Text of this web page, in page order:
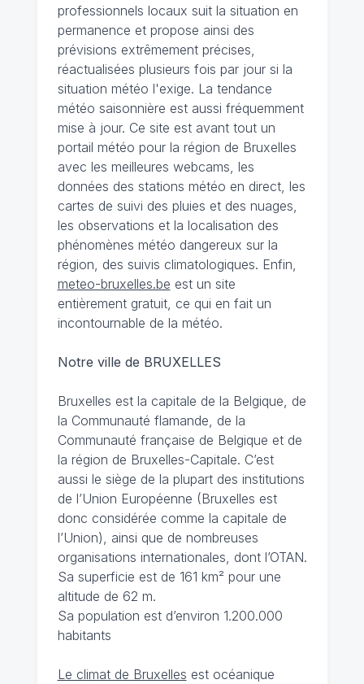
professionnels locaux suit la situation en
permanence et propose ainsi des
prévisions extrêmement précises,
réactualisées plusieurs fois par jour si la
situation météo l'exige. La tendance
météo saisonnière est aussi fréquemment
mise à jour. Ce site est avant tout un
portail météo pour la région de Bruxelles
avec les meilleures webcams, les
données des stations météo en direct, les
cartes de suivi des pluies et des nuages,
les observations et la localisation des
phénomènes météo dangereux sur la
région, des suivis climatologiques. Enfin,
meteo-bruxelles.be est un site
entièrement gratuit, ce qui en fait un
incontournable de la météo.
Notre ville de BRUXELLES
Bruxelles est la capitale de la Belgique, de
la Communauté flamande, de la
Communauté française de Belgique et de
la région de Bruxelles-Capitale. C’est
aussi le siège de la plupart des institutions
de l’Union Européenne (Bruxelles est
donc considérée comme la capitale de
l’Union), ainsi que de nombreuses
organisations internationales, dont l’OTAN.
Sa superficie est de 161 km² pour une
altitude de 62 m.
Sa population est d’environ 1.200.000
habitants
Le climat de Bruxelles est océanique